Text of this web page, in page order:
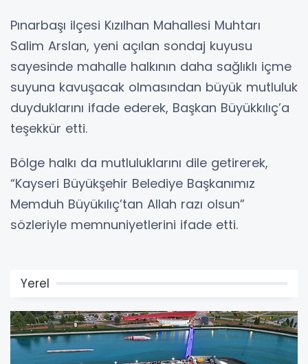
Pınarbaşı ilçesi Kızılhan Mahallesi Muhtarı
Salim Arslan, yeni açılan sondaj kuyusu
sayesinde mahalle halkının daha sağlıklı içme
suyuna kavuşacak olmasından büyük mutluluk
duyduklarını ifade ederek, Başkan Büyükkılıç’a
teşekkür etti.
Bölge halkı da mutluluklarını dile getirerek,
“Kayseri Büyükşehir Belediye Başkanımız
Memduh Büyükılıç’tan Allah razı olsun”
sözleriyle memnuniyetlerini ifade etti.
Yerel